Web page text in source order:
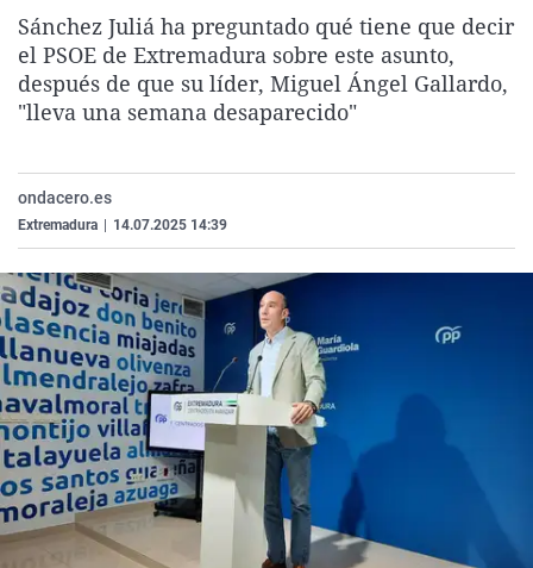
La rosa de los vientos
Gente viajera
Como el perro y el
Caso
Retornados
Equipo de
Extremadura
Galicia
La Rioja
Virales
Televisión
Elecciones
Sánchez Juliá ha preguntado qué tiene que decir
el PSOE de Extremadura sobre este asunto,
después de que su líder, Miguel Ángel Gallardo,
"lleva una semana desaparecido"
ondacero.es
Extremadura 14.07.2025 14:39